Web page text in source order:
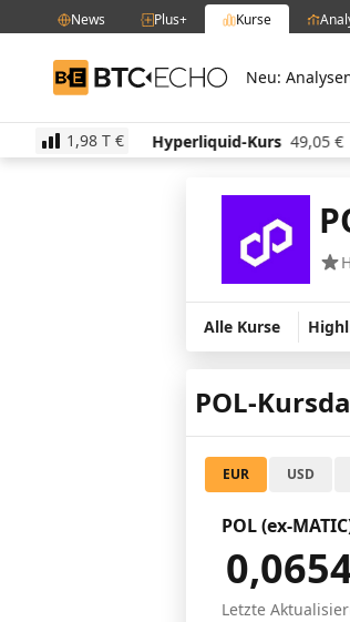
News Plus+ Kurse
BTC-ECHO Neu:
1,98 T €
€ -0.60% Hyperliquid-Kurs 49,05 €
Alle Kurse
POL-
EUR USD
POL (ex-
Letzte